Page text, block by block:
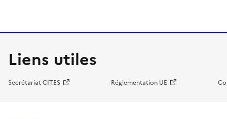
Liens utiles
Secrétariat CITES Réglementation UE